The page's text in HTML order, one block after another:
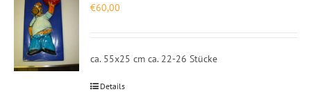
€60,00
ca. 55x25 cm ca. 22-26 Stücke
Details